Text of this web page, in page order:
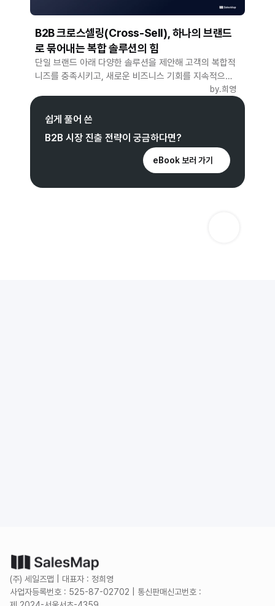
B2B 크로스셀링(Cross-Sell), 하나의 브랜드
로 묶어내는 복합 솔루션의 힘
단일 브랜드 아래 다양한 솔루션을 제안해 고객의 복합적
니즈를 충족시키고, 새로운 비즈니스 기회를 지속적으로
by.희영
쉽게 풀어 쓴
B2B 시장 진출 전략이 궁금하다면?
eBook 보러 가기
(주) 세일즈맵 | 대표자 : 정희영
사업자등록번호 : 525-87-02702 | 통신판매신고번호 :